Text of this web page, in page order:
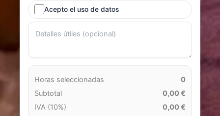
Acepto el uso de datos
Horas seleccionadas
0
Subtotal
0,00 €
IVA (10%)
0,00 €